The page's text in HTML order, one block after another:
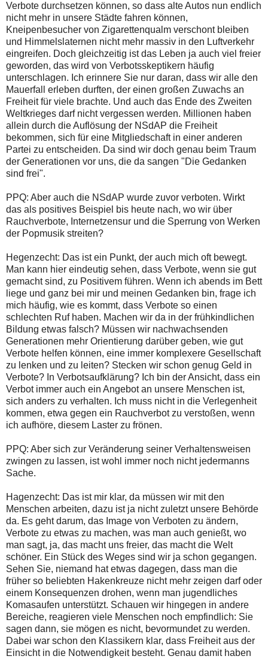
Verbote durchsetzen können, so dass alte Autos nun endlich
nicht mehr in unsere Städte fahren können,
Kneipenbesucher von Zigarettenqualm verschont bleiben
und Himmelslaternen nicht mehr massiv in den Luftverkehr
eingreifen. Doch gleichzeitig ist das Leben ja auch viel freier
geworden, das wird von Verbotsskeptikern häufig
unterschlagen. Ich erinnere Sie nur daran, dass wir alle den
Mauerfall erleben durften, der einen großen Zuwachs an
Freiheit für viele brachte. Und auch das Ende des Zweiten
Weltkrieges darf nicht vergessen werden. Millionen haben
allein durch die Auflösung der NSdAP die Freiheit
bekommen, sich für eine Mitgliedschaft in einer anderen
Partei zu entscheiden. Da sind wir doch genau beim Traum
der Generationen vor uns, die da sangen "Die Gedanken
sind frei".
PPQ: Aber auch die NSdAP wurde zuvor verboten. Wirkt
das als positives Beispiel bis heute nach, wo wir über
Rauchverbote, Internetzensur und die Sperrung von Werken
der Popmusik streiten?
Hegenzecht: Das ist ein Punkt, der auch mich oft bewegt.
Man kann hier eindeutig sehen, dass Verbote, wenn sie gut
gemacht sind, zu Positivem führen. Wenn ich abends im Bett
liege und ganz bei mir und meinen Gedanken bin, frage ich
mich häufig, wie es kommt, dass Verbote so einen
schlechten Ruf haben. Machen wir da in der frühkindlichen
Bildung etwas falsch? Müssen wir nachwachsenden
Generationen mehr Orientierung darüber geben, wie gut
Verbote helfen können, eine immer komplexere Gesellschaft
zu lenken und zu leiten? Stecken wir schon genug Geld in
Verbote? In Verbotsaufklärung? Ich bin der Ansicht, dass ein
Verbot immer auch ein Angebot an unsere Menschen ist,
sich anders zu verhalten. Ich muss nicht in die Verlegenheit
kommen, etwa gegen ein Rauchverbot zu verstoßen, wenn
ich aufhöre, diesem Laster zu frönen.
PPQ: Aber sich zur Veränderung seiner Verhaltensweisen
zwingen zu lassen, ist wohl immer noch nicht jedermanns
Sache.
Hagenzecht: Das ist mir klar, da müssen wir mit den
Menschen arbeiten, dazu ist ja nicht zuletzt unsere Behörde
da. Es geht darum, das Image von Verboten zu ändern,
Verbote zu etwas zu machen, was man auch genießt, wo
man sagt, ja, das macht uns freier, das macht die Welt
schöner. Ein Stück des Weges sind wir ja schon gegangen.
Sehen Sie, niemand hat etwas dagegen, dass man die
früher so beliebten Hakenkreuze nicht mehr zeigen darf oder
einem Konsequenzen drohen, wenn man jugendliches
Komasaufen unterstützt. Schauen wir hingegen in andere
Bereiche, reagieren viele Menschen noch empfindlich: Sie
sagen dann, sie mögen es nicht, bevormundet zu werden.
Dabei war schon den Klassikern klar, dass Freiheit aus der
Einsicht in die Notwendigkeit besteht. Genau damit haben